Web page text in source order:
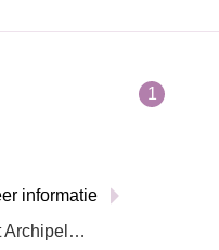
1
informatie
Archipel…